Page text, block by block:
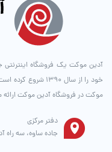
آدین موکت یک فروشگاه
خود را از سال
موکت در فروشگاه آدین موکت
دفتر مرکزی
جاده ساوه، سه راه